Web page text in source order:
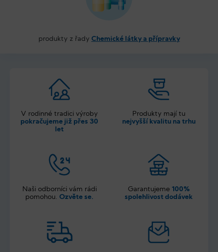
produkty z řady Chemické látky a přípravky
V rodinné tradici výroby
pokračujeme již přes 30
let
Produkty mají tu
nejvyšší kvalitu na trhu
Naši odborníci vám rádi
pomohou. Ozvěte se.
Garantujeme 100%
spolehlivost dodávek